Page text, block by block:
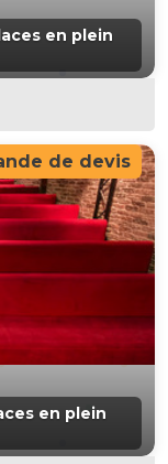
en plein
en plein
de devis